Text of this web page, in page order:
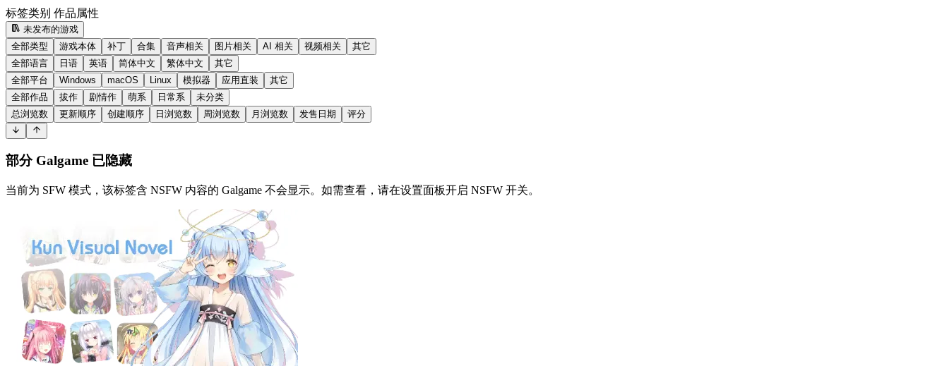
标签类别 作品属性
未发布的游戏
全部类型
游戏本体 补丁 合集 音声相关 图片相关 AI 相关 视频相关
其它
全部语言
日语 英语 简体中文 繁体中文
其它
全部平台
Windows macOS Linux 模拟器 应用直装
其它
全部作品
拔作 剧情作 萌系 日常系
未分类
总浏览数
更新顺序 创建顺序 日浏览数 周浏览数 月浏览数 发售日期 评分
部分 Galgame 已隐藏
当前为 SFW 模式，该标签含 NSFW 内容的 Galgame 不会显示。如需查看，请在设置面板开启 NSFW 开关。